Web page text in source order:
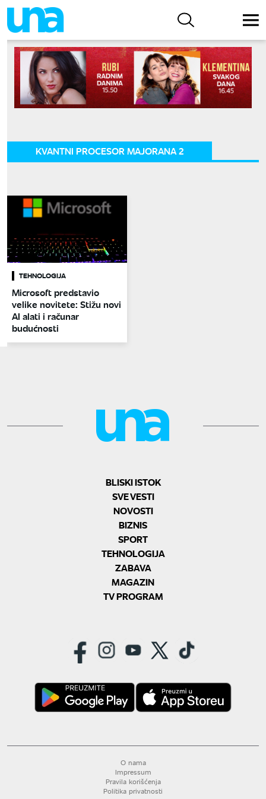
KVANTNI PROCESOR MAJORANA 2
TEHNOLOGIJA
Microsoft predstavio
velike novitete: Stižu novi
AI alati i računar
budućnosti
BLISKI ISTOK
SVE VESTI
NOVOSTI
BIZNIS
SPORT
TEHNOLOGIJA
ZABAVA
MAGAZIN
TV PROGRAM
O nama
Impressum
Pravila korišćenja
Politika privatnosti